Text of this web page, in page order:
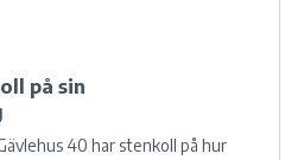
på sin
40 har stenkoll på hur